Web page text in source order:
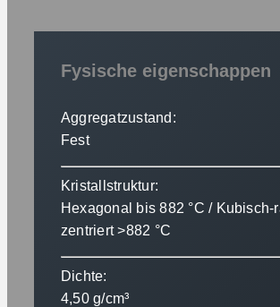
Fysische eigenschappen
Aggregatzustand:
Fest
Kristallstruktur:
Hexagonal bis 882 °C / Kubisch-
zentriert >882 °C
Dichte:
4,50 g/cm³